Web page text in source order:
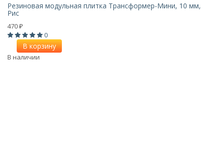
Резиновая модульная плитка Трансформер-Мини, 10 мм,
Рис
470 ₽
0
В корзину
В наличии